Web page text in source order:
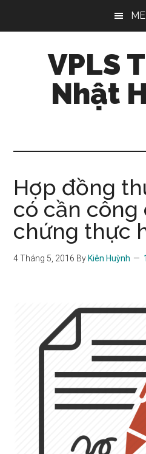
VPLS
Nhật
Hợp đồng
có cần công
chứng thực
4 Tháng 5, 2016 By Kiên Huỳnh